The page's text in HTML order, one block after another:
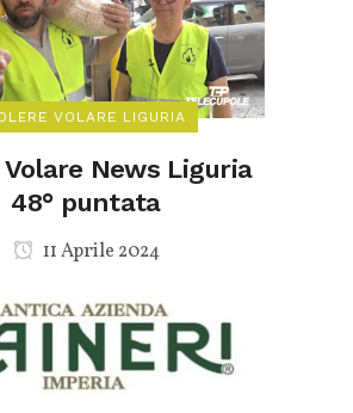
VOLARE LIGURIA
News Liguria
48° puntata
11 Aprile 2024